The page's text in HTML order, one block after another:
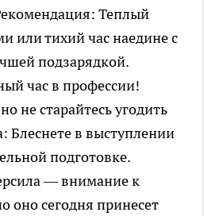
Теплый
или тихий час наедине с
подзарядкой.
час в профессии!
не старайтесь угодить
Блеснете в выступлении
подготовке.
— внимание к
оно сегодня принесет